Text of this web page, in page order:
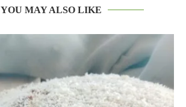
YOU MAY ALSO LIKE